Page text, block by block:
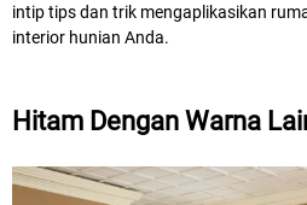
intip tips dan trik mengaplikasikan
interior hunian Anda.
Hitam Dengan Warna